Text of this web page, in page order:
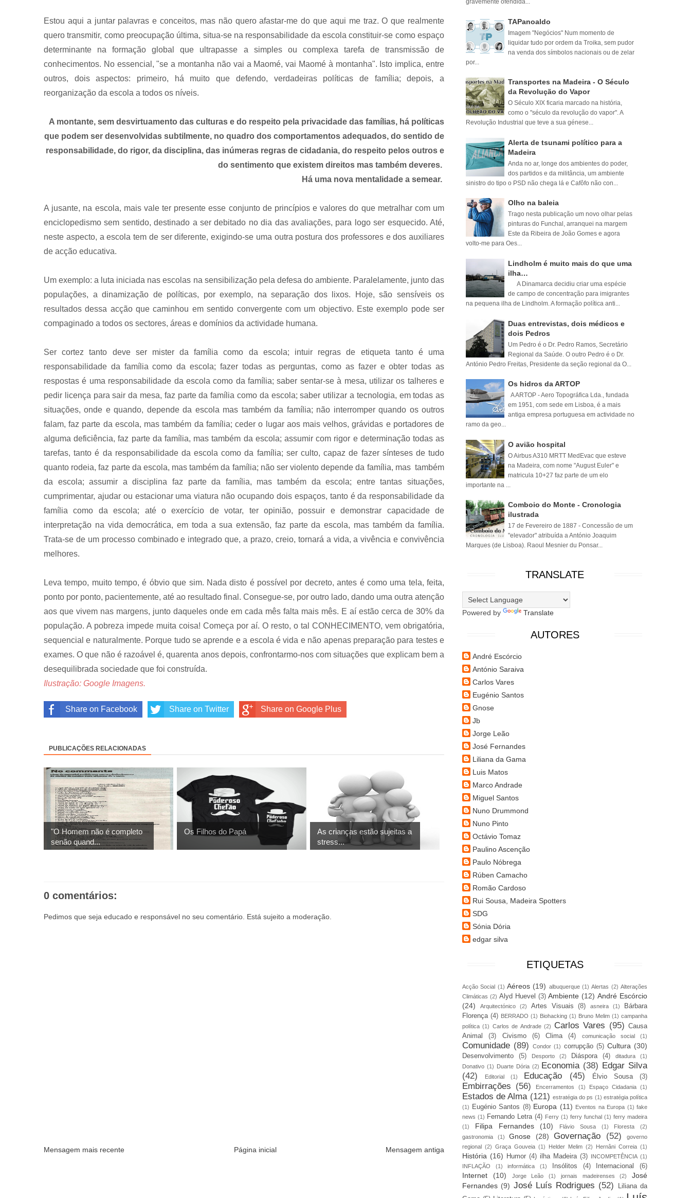
Estou aqui a juntar palavras e conceitos, mas não quero afastar-me do que aqui me traz. O que realmente
quero transmitir, como preocupação última, situa-se na responsabilidade da escola constituir-se como espaço
determinante na formação global que ultrapasse a simples ou complexa tarefa de transmissão de
conhecimentos. No essencial, "se a montanha não vai a Maomé, vai Maomé à montanha". Isto implica, entre
outros, dois aspectos: primeiro, há muito que defendo, verdadeiras políticas de família; depois, a
reorganização da escola a todos os níveis.
A montante, sem desvirtuamento das culturas e do respeito pela privacidade das famílias, há políticas
que podem ser desenvolvidas subtilmente, no quadro dos comportamentos adequados, do sentido de
responsabilidade, do rigor, da disciplina, das inúmeras regras de cidadania, do respeito pelos outros e
do sentimento que existem direitos mas também deveres.
Há uma nova mentalidade a semear.
A jusante, na escola, mais vale ter presente esse conjunto de princípios e valores do que metralhar com um
enciclopedismo sem sentido, destinado a ser debitado no dia das avaliações, para logo ser esquecido. Até,
neste aspecto, a escola tem de ser diferente, exigindo-se uma outra postura dos professores e dos auxiliares
de acção educativa.
Um exemplo: a luta iniciada nas escolas na sensibilização pela defesa do ambiente. Paralelamente, junto das
populações, a dinamização de políticas, por exemplo, na separação dos lixos. Hoje, são sensíveis os
resultados dessa acção que caminhou em sentido convergente com um objectivo. Este exemplo pode ser
compaginado a todos os sectores, áreas e domínios da actividade humana.
Ser cortez tanto deve ser mister da família como da escola; intuir regras de etiqueta tanto é uma
responsabilidade da família como da escola; fazer todas as perguntas, como as fazer e obter todas as
respostas é uma responsabilidade da escola como da família; saber sentar-se à mesa, utilizar os talheres e
pedir licença para sair da mesa, faz parte da família como da escola; saber utilizar a tecnologia, em todas as
situações, onde e quando, depende da escola mas também da família; não interromper quando os outros
falam, faz parte da escola, mas também da família; ceder o lugar aos mais velhos, grávidas e portadores de
alguma deficiência, faz parte da família, mas também da escola; assumir com rigor e determinação todas as
tarefas, tanto é da responsabilidade da escola como da família; ser culto, capaz de fazer sínteses de tudo
quanto rodeia, faz parte da escola, mas também da família; não ser violento depende da família, mas também
da escola; assumir a disciplina faz parte da família, mas também da escola; entre tantas situações,
cumprimentar, ajudar ou estacionar uma viatura não ocupando dois espaços, tanto é da responsabilidade da
família como da escola; até o exercício de votar, ter opinião, possuir e demonstrar capacidade de
interpretação na vida democrática, em toda a sua extensão, faz parte da escola, mas também da família.
Trata-se de um processo combinado e integrado que, a prazo, creio, tornará a vida, a vivência e convivência
melhores.
Leva tempo, muito tempo, é óbvio que sim. Nada disto é possível por decreto, antes é como uma tela, feita,
ponto por ponto, pacientemente, até ao resultado final. Consegue-se, por outro lado, dando uma outra atenção
aos que vivem nas margens, junto daqueles onde em cada mês falta mais mês. E aí estão cerca de 30% da
população. A pobreza impede muita coisa! Começa por aí. O resto, o tal CONHECIMENTO, vem obrigatória,
sequencial e naturalmente. Porque tudo se aprende e a escola é vida e não apenas preparação para testes e
exames. O que não é razoável é, quarenta anos depois, confrontarmo-nos com situações que explicam bem a
desequilibrada sociedade que foi construída.
Ilustração: Google Imagens.
Share on Facebook Share on Twitter Share on Google Plus
PUBLICAÇÕES RELACIONADAS
"O Homem não é completo
senão quand...
Os Filhos do Papá
As crianças estão sujeitas a
stress...
0 comentários:
Pedimos que seja educado e responsável no seu comentário. Está sujeito a moderação.
Mensagem mais recente Mensagem antiga
Página inicial
gravemente ofendida...
TAPanoaldo
Imagem "Negócios" Num momento de
liquidar tudo por ordem da Troika, sem pudor
na venda dos símbolos nacionais ou de zelar
por...
Transportes na Madeira - O Século
da Revolução do Vapor
O Século XIX ficaria marcado na história,
como o "século da revolução do vapor". A
Revolução Industrial que teve a sua génese...
Alerta de tsunami político para a
Madeira
Anda no ar, longe dos ambientes do poder,
dos partidos e da militância, um ambiente
sinistro do tipo o PSD não chega lá e Cafôfo não con...
Olho na baleia
Trago nesta publicação um novo olhar pelas
pinturas do Funchal, arranquei na margem
Este da Ribeira de João Gomes e agora
volto-me para Oes...
Lindholm é muito mais do que uma
ilha…
A Dinamarca decidiu criar uma espécie
de campo de concentração para imigrantes
na pequena ilha de Lindholm. A formação política anti...
Duas entrevistas, dois médicos e
dois Pedros
Um Pedro é o Dr. Pedro Ramos, Secretário
Regional da Saúde. O outro Pedro é o Dr.
António Pedro Freitas, Presidente da seção regional da O...
Os hidros da ARTOP
A ARTOP - Aero Topográfica Lda., fundada
em 1951, com sede em Lisboa, é a mais
antiga empresa portuguesa em actividade no
ramo da geo...
O avião hospital
O Airbus A310 MRTT MedEvac que esteve
na Madeira, com nome "August Euler" e
matricula 10+27 faz parte de um elo
importante na ...
Comboio do Monte - Cronologia
ilustrada
17 de Fevereiro de 1887 - Concessão de um
"elevador" atribuída a António Joaquim
Marques (de Lisboa). Raoul Mesnier du Ponsar...
TRANSLATE
Powered by Translate
AUTORES
André Escórcio
António Saraiva
Carlos Vares
Eugénio Santos
Gnose
Jb
Jorge Leão
José Fernandes
Liliana da Gama
Luis Matos
Marco Andrade
Miguel Santos
Nuno Drummond
Nuno Pinto
Octávio Tomaz
Paulino Ascenção
Paulo Nóbrega
Rúben Camacho
Romão Cardoso
Rui Sousa, Madeira Spotters
SDG
Sónia Dória
edgar silva
ETIQUETAS
Acção Social (1) Aéreos (19) albuquerque (1) Alertas (2) Alterações
Climáticas (2) Alyd Huevel (3) Ambiente (12) André Escórcio
(24)
Arquitectónico (2) Artes Visuais (8) asneira (1)
Bárbara
Florença (4) BERRADO (1) Biohacking (1) Bruno Melim (1) campanha
política (1) Carlos de Andrade (2) Carlos Vares (95) Causa
Animal
(3) Civismo (6) Clima (4) comunicação social (1)
Comunidade (89) Condor (1) corrupção (5) Cultura (30)
Desenvolvimento (5) Desporto (2) Diáspora (4) ditadura
(1)
Donativo (1) Duarte Dória (2) Economia (38) Edgar Silva
(42)
Editorial (1) Educação (45) Élvio Sousa (3)
Embirrações (56) Encerramentos (1) Espaço Cidadania (1)
Estados de Alma (121) estratégia do ps (1) estratégia política
(1)
Eugénio Santos (8) Europa (11) Eventos na Europa (1) fake
news (1) Fernando Letra (4) Ferry (1) ferry funchal (1) ferry madeira
(1)
Filipa Fernandes (10) Flávio Sousa (1) Floresta
(2)
gastronomia
(1) Gnose (28) Governação (52)
governo
regional (2) Graça Gouveia (1) Helder Melim (2) Hernâni Correia (1)
História (16) Humor (4) ilha Madeira (3) INCOMPETÊNCIA (1)
INFLAÇÃO
(1) informática (1) Insólitos (4) Internacional (6)
Internet (10) Jorge Leão (1) jornais madeirenses (2)
José
Fernandes (9) José Luís Rodrigues (52)
Liliana da